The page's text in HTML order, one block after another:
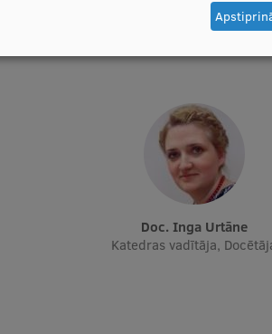
Doc. Olga Kiseļova
Doc. Inga Urtāne
Katedras vadītāja,